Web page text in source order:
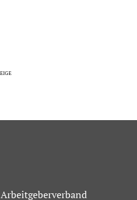
Arbeitgeberverband